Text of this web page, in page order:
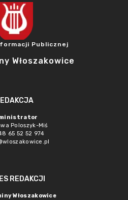
Publicznej
Włoszakowice
Poloszyk-Miś
65 52 52 974
REDAKCJI
Włoszakowice